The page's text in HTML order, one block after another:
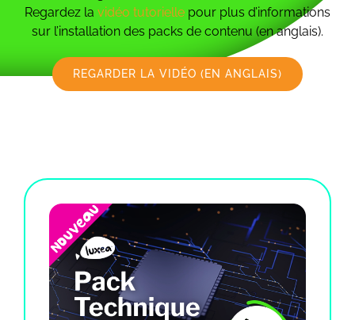
Regardez la vidéo tutorielle pour plus d’informations
sur l’installation des packs de contenu (en anglais).
REGARDER LA VIDÉO (EN ANGLAIS)